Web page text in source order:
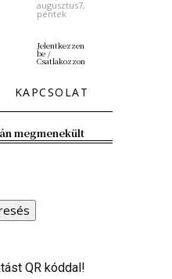
augusztus7,
péntek
Jelentkezzen
be /
Csatlakozzon
KAPCSOLAT
megmenekült
QR kóddal!